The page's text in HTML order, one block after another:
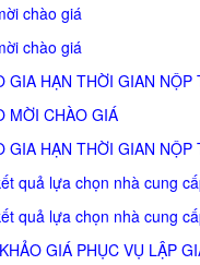
chào giá
chào giá
GIA HẠN THỜI GIAN NỘP
MỜI CHÀO GIÁ
GIA HẠN THỜI GIAN NỘP
quả lựa chọn nhà cung
quả lựa chọn nhà cung
GIÁ PHỤC VỤ LẬP